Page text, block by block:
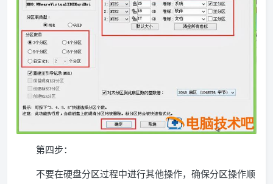
第四步：
不要在硬盘分区过程中进行其他操作，确保分区操作顺